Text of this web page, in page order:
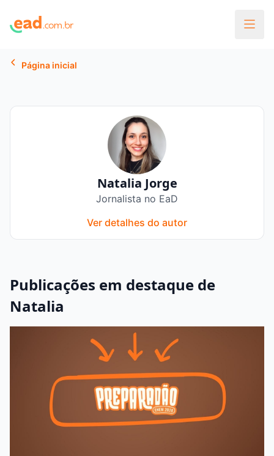
Página inicial
Natalia Jorge
Jornalista no EaD
Ver detalhes do autor
Publicações em destaque de
Natalia